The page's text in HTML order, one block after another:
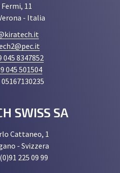
Fermi, 11
- Italia
045 8347852
045 501504
SWISS SA
Cattaneo, 1
- Svizzera
225 09 99